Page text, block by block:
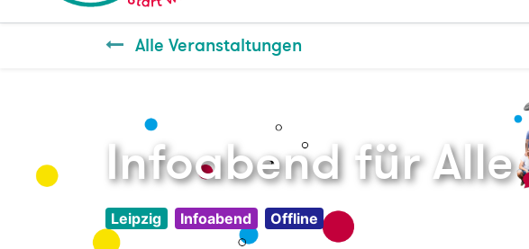
Alle Veranstaltungen
Infoabend für
Leipzig Infoabend Offline